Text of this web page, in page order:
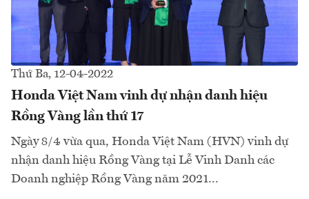
Thứ Ba, 12-04-2022
Honda Việt Nam vinh dự nhận danh hiệu
Rồng Vàng lần thứ 17
Ngày 8/4 vừa qua, Honda Việt Nam (HVN) vinh dự
nhận danh hiệu Rồng Vàng tại Lễ Vinh Danh các
Doanh nghiệp Rồng Vàng năm 2021...